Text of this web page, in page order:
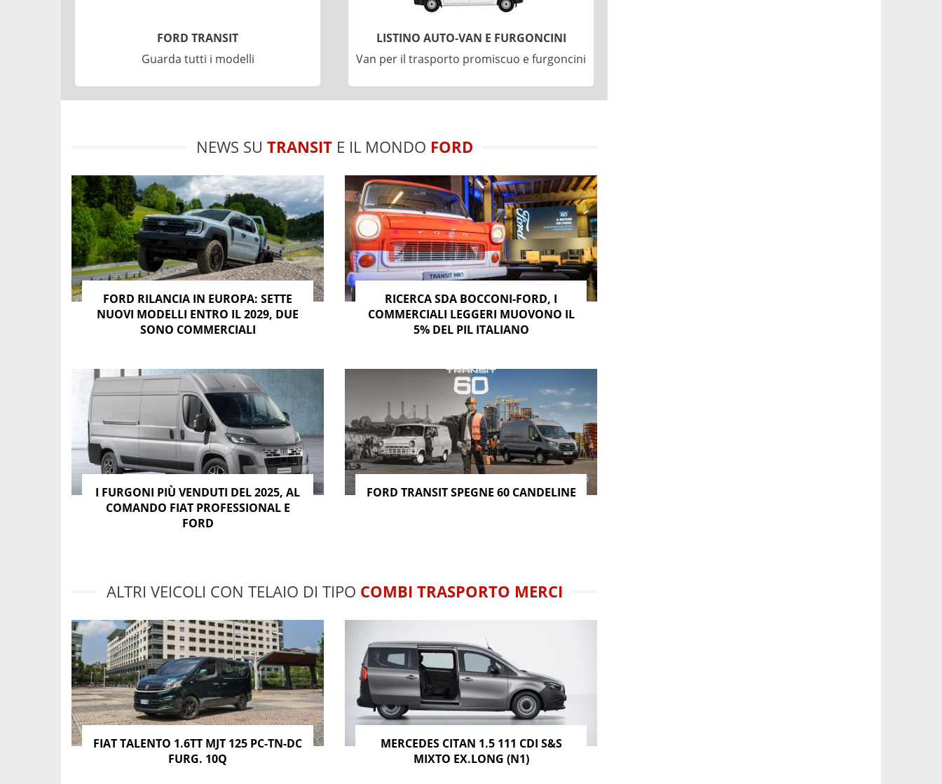
FORD TRANSIT
Guarda tutti i modelli
LISTINO AUTO-VAN E FURGONCINI
Van per il trasporto promiscuo e furgoncini
NEWS SU TRANSITE IL MONDO FORD
FORD RILANCIA IN EUROPA: SETTE
NUOVI MODELLI ENTRO IL 2029, DUE
SONO COMMERCIALI
RICERCA SDA BOCCONI-FORD, I
COMMERCIALI LEGGERI MUOVONO IL
5% DEL PIL ITALIANO
I FURGONI PIÙ VENDUTI DEL 2025, AL
COMANDO FIAT PROFESSIONAL E
FORD
FORD TRANSIT SPEGNE 60 CANDELINE
ALTRI VEICOLI CON TELAIO DI TIPO COMBI TRASPORTO MERCI
FIAT TALENTO 1.6TT MJT 125 PC-TN-DC
FURG. 10Q
MERCEDES CITAN 1.5 111 CDI S&S
MIXTO EX.LONG (N1)